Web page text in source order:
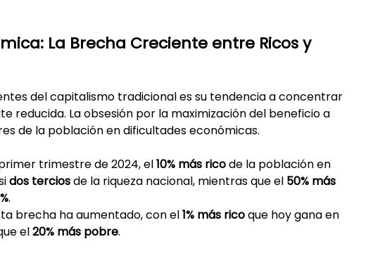
La Brecha Creciente entre Ricos y
del capitalismo tradicional es su tendencia a concentrar
reducida. La obsesión por la maximización del beneficio a
de la población en dificultades económicas.
trimestre de 2024, el 10% más rico de la población en
dos tercios de la riqueza nacional, mientras que el 50% más
.
brecha ha aumentado, con el 1% más rico que hoy gana en
el 20% más pobre.